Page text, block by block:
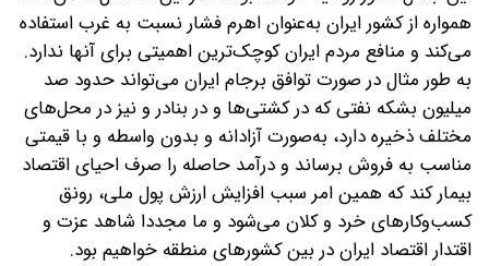
همواره از کشور ایران به‌عنوان اهرم فشار نسبت به غرب استفاده
می‌کند و منافع مردم ایران کوچک‌ترین اهمیتی برای آنها ندارد.
به‌ طور مثال در صورت توافق برجام ایران می‌تواند حدود صد
میلیون بشکه نفتی که در کشتی‌ها و در بنادر و نیز در محل‌های
مختلف ذخیره دارد، به‌صورت آزادانه و بدون واسطه و با قیمتی
مناسب به فروش برساند و درآمد حاصله را صرف احیای اقتصاد
بیمار کند که همین امر سبب افزایش ارزش پول ملی، رونق
کسب‌وکارهای خرد و کلان می‌شود و ما مجددا شاهد عزت و
اقتدار اقتصاد ایران در بین کشورهای منطقه خواهیم بود.